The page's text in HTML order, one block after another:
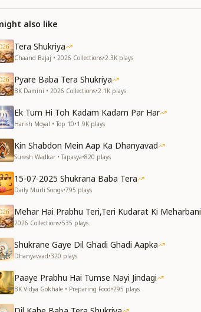
करते है हम एक रहेंगे हम मिलाके चलेंगे कदम से कदम
ले आए जमी पे हम खौफ
की दूरियां
ए खुदा पुरी हुई मेरी हर दुआ
शुक्रिया मेरे मौला तेरा शुक्रिया
ए खुदा पुरी हुई मेरी हर दुआ
शुक्रिया मेरे मौला तेरा शुक्रिया
तेरा शुक्रिया
तेरा शुक्रिया
also like
Tera Shukriya
Chaand Bajaj • 2026 Collections•2.3K plays
Pyare Baba Tera Shukriya
BK Damini • 2026 Collections•2.1K plays
Ek Tum Hi Toh Kadam Kadam Par Har
Harish Moyal • Top 10•1.9K plays
Kin Shabdon Mein Aap Ka Dhanyavad
Suresh Wadkar • Tapasya•820 plays
15-07-2025 Shukrana Baba Tera
Daily Murli Songs•795 plays
Mehar Hai Prabhu Teri,Teri Kudarat Ki Meharbani
2026 Collections•535 plays
Shukrane Gaye Dil Ghadi Ghadi Aapka
Dhanyavaad•320 plays
Paaye Prabhu Hai Tumse Nayi Jindagi
BK Vidya Gokhale • Preparing Food•295 plays